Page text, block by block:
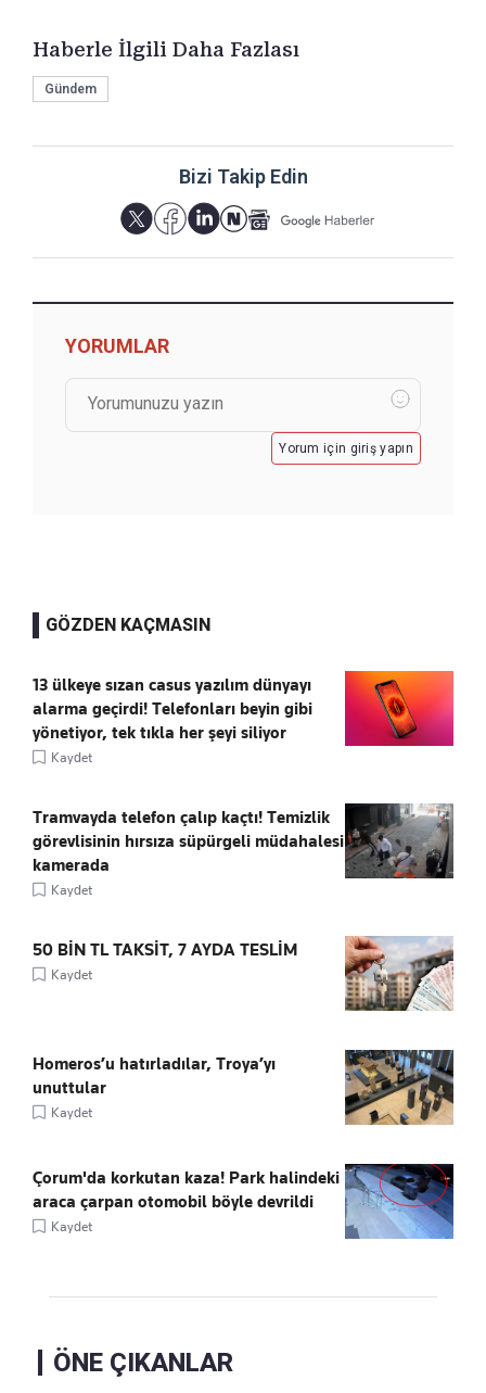
Haberle İlgili Daha Fazlası
Gündem
Bizi Takip Edin
YORUMLAR
Yorum için giriş yapın
GÖZDEN KAÇMASIN
13 ülkeye sızan casus yazılım dünyayı
alarma geçirdi! Telefonları beyin gibi
yönetiyor, tek tıkla her şeyi siliyor
Kaydet
Tramvayda telefon çalıp kaçtı! Temizlik
görevlisinin hırsıza süpürgeli müdahalesi
kamerada
Kaydet
50 BİN TL TAKSİT, 7 AYDA TESLİM
Kaydet
Homeros’u hatırladılar, Troya’yı
unuttular
Kaydet
Çorum'da korkutan kaza! Park halindeki
araca çarpan otomobil böyle devrildi
Kaydet
ÖNE ÇIKANLAR